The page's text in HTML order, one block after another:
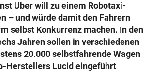
Uber will zu einem Robotaxi-
– und würde damit den Fahrern
selbst Konkurrenz machen. In den
Jahren sollen in verschiedenen
20.000 selbstfahrende Wagen
Herstellers Lucid eingeführt